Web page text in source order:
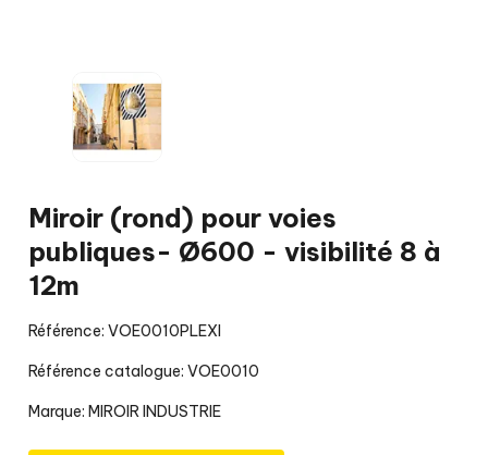
Miroir (rond) pour voies
publiques- Ø600 - visibilité 8 à
12m
Référence: VOE0010PLEXI
Référence catalogue: VOE0010
Marque: MIROIR INDUSTRIE